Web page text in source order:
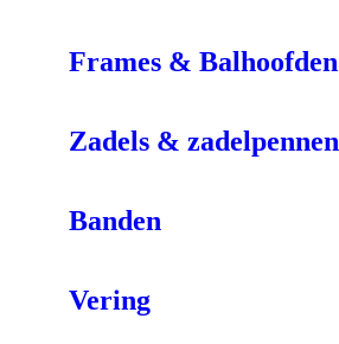
Frames & Balhoofden
Zadels & zadelpennen
Banden
Vering